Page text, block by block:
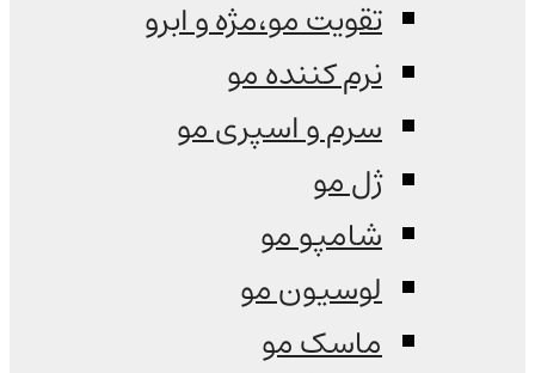
تقویت مو،مژه و ابرو
نرم کننده مو
سرم و اسپری مو
ژل مو
شامپو مو
لوسیون مو
ماسک مو